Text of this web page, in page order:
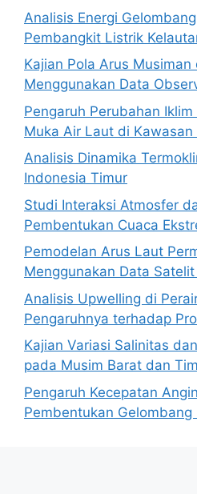
Analisis Energi
Pembangkit Listrik
Kajian Pola Arus
Menggunakan Data
Pengaruh Perubahan
Muka Air Laut di Kawasan
Analisis Dinamika
Indonesia Timur
Studi Interaksi Atmosfer
Pembentukan Cuaca
Pemodelan Arus Laut
Menggunakan Data
Analisis Upwelling di
Pengaruhnya terhadap
Kajian Variasi Salinitas
pada Musim Barat dan
Pengaruh Kecepatan
Pembentukan